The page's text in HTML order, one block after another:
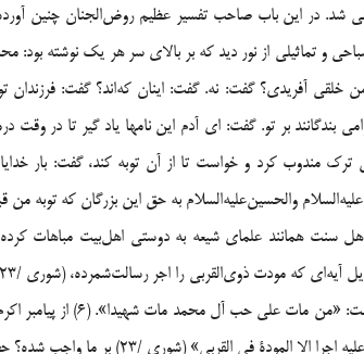
شد. در اين باب صاحب تفسير عظيم روض‌الجنان چنين
و تماثيلى از نور ديد كه بر بالاى سر هر يك نوشته بود:
آفريدى؟ گفت: نه. گفت: اينان كه‌اند؟ گفت: فرزندان
بندگانند بر تو. گفت: اى آدم اين نامها ياد گير تا در وقت
مندوب كرد و خواست تا از آن توبه كند، گفت: بار
والحسين‌عليه‌السلام به حق اين بزرگان كه توبه
سنت همانند علماى شيعه به دوستى اهل‌بيت مباهات
چنين است: «من مات
فى القربى‌» (شورى /23) بر ما واجب شده؟ حضرت بيان فرمودند: على‌عليه‌السلام و فاطمه‌عليهاالسلام و ابناهما». (7)